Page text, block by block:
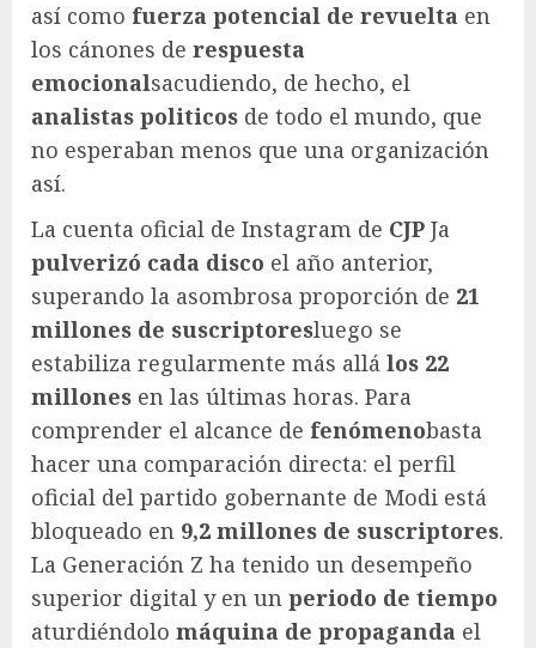
así como fuerza potencial de revuelta en
los cánones de respuesta
emocionalsacudiendo, de hecho, el
analistas politicos de todo el mundo, que
no esperaban menos que una organización
así.
La cuenta oficial de Instagram de CJP Ja
pulverizó cada disco el año anterior,
superando la asombrosa proporción de 21
millones de suscriptoresluego se
estabiliza regularmente más allá los 22
millones en las últimas horas. Para
comprender el alcance de fenómenobasta
hacer una comparación directa: el perfil
oficial del partido gobernante de Modi está
bloqueado en 9,2 millones de suscriptores.
La Generación Z ha tenido un desempeño
superior digital y en un periodo de tiempo
aturdiéndolo máquina de propaganda el